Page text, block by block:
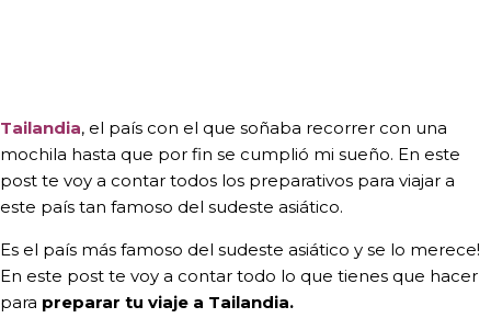
Tailandia, el país con el que soñaba recorrer con una
mochila hasta que por fin se cumplió mi sueño. En este
post te voy a contar todos los preparativos para viajar a
este país tan famoso del sudeste asiático.
Es el país más famoso del sudeste asiático y se lo merece!
En este post te voy a contar todo lo que tienes que hacer
para preparar tu viaje a Tailandia.